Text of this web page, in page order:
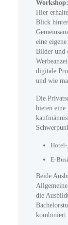
Hier
Blick
eine
Bilder und
digitale
und wie
Die
bieten eine
Hotel-
E-
Beide
die
kombiniert